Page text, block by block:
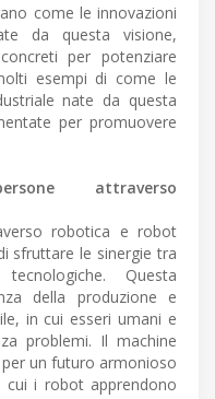
come le innovazioni
da questa visione,
per potenziare
esempi di come le
nate da questa
per promuovere
attraverso
robotica e robot
sfruttare le sinergie tra
Questa
della produzione e
in cui esseri umani e
problemi. Il machine
un futuro armonioso
cui i robot apprendono